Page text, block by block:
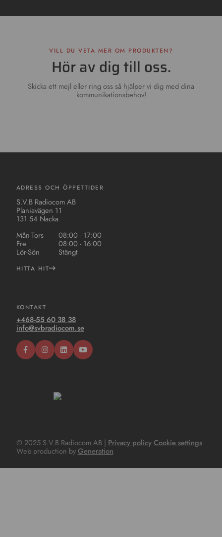
VILL DU VETA MER OM PRODUKTEN?
Hör av dig till oss.
Skicka ett mejl eller ring oss så hjälper vi dig med dina
kommunikationsbehov!
ADRESS OCH ÖPPETTIDER
S.V.B Radiocom AB
Planiavägen 11
131 54 Nacka
Mån-Tors
08:00 - 17:00
Fre 08:00 - 16:00
Lör-Sön Stängt
HITTA HIT
KONTAKT
+468-55 60 38 38
info@svbradiocom.se
© 2025 S.V.B Radiocom AB | Privacy policy Cookie settings
Web production byGeneration